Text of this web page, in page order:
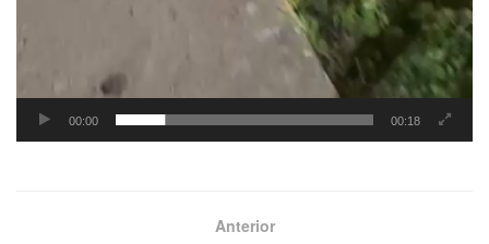
00:00 00:18
Anterior